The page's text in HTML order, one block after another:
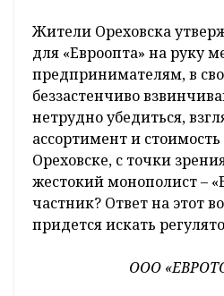
Жители Ореховска
для «Евроопта» на руку
предпринимателям, в
беззастенчиво
нетрудно убедиться,
ассортимент и
Ореховске, с точки
жестокий монополист –
частник? Ответ на этот
придется искать
ООО